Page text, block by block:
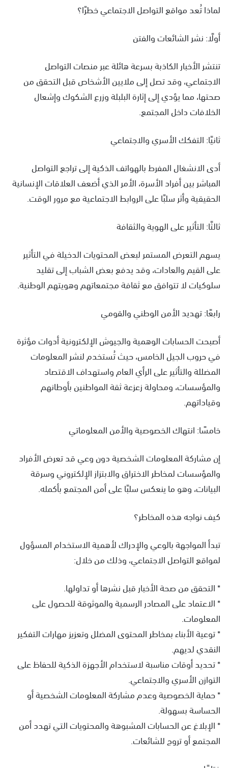
لماذا تُعد مواقع التواصل الاجتماعي خطرًا؟
أولًا: نشر الشائعات والفتن
تنتشر الأخبار الكاذبة بسرعة هائلة عبر منصات التواصل
الاجتماعي، وقد تصل إلى ملايين الأشخاص قبل التحقق من
صحتها، مما يؤدي إلى إثارة البلبلة وزرع الشكوك وإشعال
الخلافات داخل المجتمع.
ثانيًا: التفكك الأسري والاجتماعي
أدى الانشغال المفرط بالهواتف الذكية إلى تراجع التواصل
المباشر بين أفراد الأسرة، الأمر الذي أضعف العلاقات الإنسانية
الحقيقية وأثر سلبًا على الروابط الاجتماعية مع مرور الوقت.
ثالثًا: التأثير على الهوية والثقافة
يسهم التعرض المستمر لبعض المحتويات الدخيلة في التأثير
على القيم والعادات، وقد يدفع بعض الشباب إلى تقليد
سلوكيات لا تتوافق مع ثقافة مجتمعاتهم وهويتهم الوطنية.
رابعًا: تهديد الأمن الوطني والقومي
أصبحت الحسابات الوهمية والجيوش الإلكترونية أدوات مؤثرة
في حروب الجيل الخامس، حيث تُستخدم لنشر المعلومات
المضللة والتأثير على الرأي العام واستهداف الاقتصاد
والمؤسسات، ومحاولة زعزعة ثقة المواطنين بأوطانهم
وقياداتهم.
خامسًا: انتهاك الخصوصية والأمن المعلوماتي
إن مشاركة المعلومات الشخصية دون وعي قد تعرض الأفراد
والمؤسسات لمخاطر الاختراق والابتزاز الإلكتروني وسرقة
البيانات، وهو ما ينعكس سلبًا على أمن المجتمع بأكمله.
كيف نواجه هذه المخاطر؟
تبدأ المواجهة بالوعي والإدراك لأهمية الاستخدام المسؤول
لمواقع التواصل الاجتماعي، وذلك من خلال:
* التحقق من صحة الأخبار قبل نشرها أو تداولها.
* الاعتماد على المصادر الرسمية والموثوقة للحصول على
المعلومات.
* توعية الأبناء بمخاطر المحتوى المضلل وتعزيز مهارات التفكير
النقدي لديهم.
* تحديد أوقات مناسبة لاستخدام الأجهزة الذكية للحفاظ على
التوازن الأسري والاجتماعي.
* حماية الخصوصية وعدم مشاركة المعلومات الشخصية أو
الحساسة بسهولة.
* الإبلاغ عن الحسابات المشبوهة والمحتويات التي تهدد أمن
المجتمع أو تروج للشائعات.